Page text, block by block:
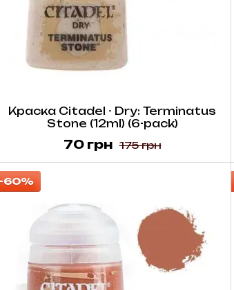
Краска Citadel - Dry: Terminatus
Stone (12ml) (6-pack)
175 грн
70 грн